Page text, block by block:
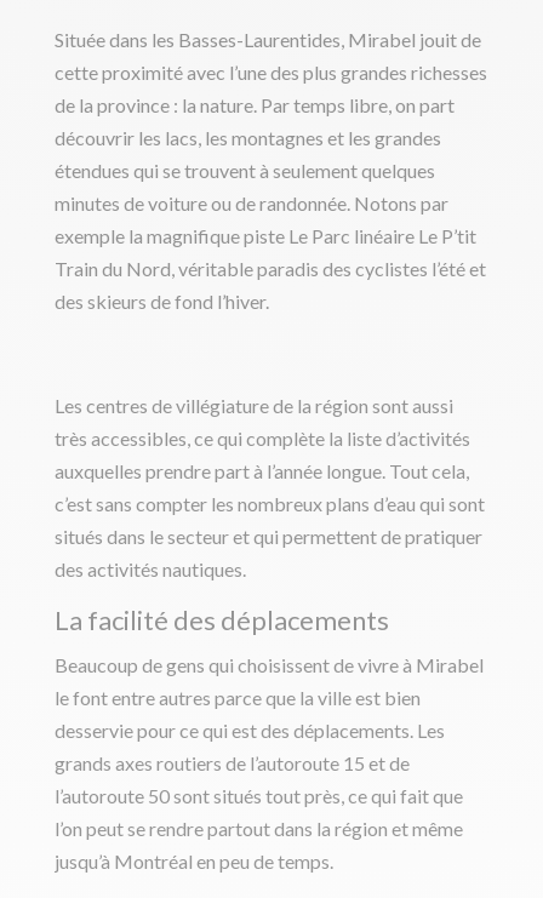
Située dans les Basses-Laurentides, Mirabel jouit de
cette proximité avec l’une des plus grandes richesses
de la province : la nature. Par temps libre, on part
découvrir les lacs, les montagnes et les grandes
étendues qui se trouvent à seulement quelques
minutes de voiture ou de randonnée. Notons par
exemple la magnifique piste Le Parc linéaire Le P’tit
Train du Nord, véritable paradis des cyclistes l’été et
des skieurs de fond l’hiver.
Les centres de villégiature de la région sont aussi
très accessibles, ce qui complète la liste d’activités
auxquelles prendre part à l’année longue. Tout cela,
c’est sans compter les nombreux plans d’eau qui sont
situés dans le secteur et qui permettent de pratiquer
des activités nautiques.
La facilité des déplacements
Beaucoup de gens qui choisissent de vivre à Mirabel
le font entre autres parce que la ville est bien
desservie pour ce qui est des déplacements. Les
grands axes routiers de l’autoroute 15 et de
l’autoroute 50 sont situés tout près, ce qui fait que
l’on peut se rendre partout dans la région et même
jusqu’à Montréal en peu de temps.